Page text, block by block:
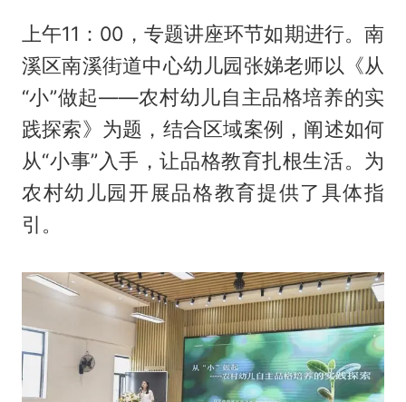
上午11：00，专题讲座环节如期进行。南
溪区南溪街道中心幼儿园张娣老师以《从
“小”做起——农村幼儿自主品格培养的实
践探索》为题，结合区域案例，阐述如何
从“小事”入手，让品格教育扎根生活。为
农村幼儿园开展品格教育提供了具体指
引。